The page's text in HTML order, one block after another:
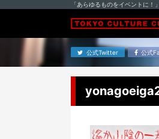
「あらゆるものをイベントに
公式Twitter 公式